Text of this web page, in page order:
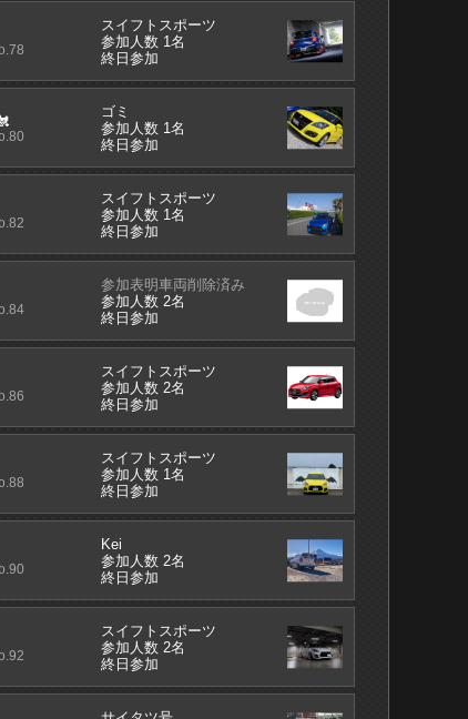
スイフトスポーツ
参加人数 1名
終日参加
ゴミ
参加人数 1名
終日参加
スイフトスポーツ
参加人数 1名
終日参加
参加表明車両削除済み
参加人数 2名
終日参加
スイフトスポーツ
参加人数 2名
終日参加
スイフトスポーツ
参加人数 1名
終日参加
Kei
参加人数 2名
終日参加
スイフトスポーツ
参加人数 2名
終日参加